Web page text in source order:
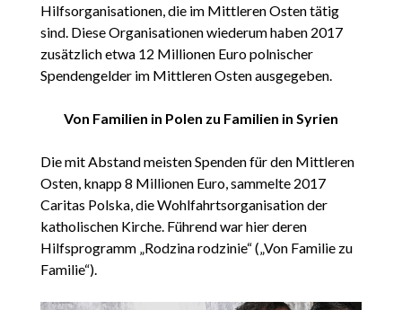
Hilfsorganisationen, die im Mittleren Osten tätig
sind. Diese Organisationen wiederum haben 2017
zusätzlich etwa 12 Millionen Euro polnischer
Spendengelder im Mittleren Osten ausgegeben.
Von Familien in Polen zu Familien in Syrien
Die mit Abstand meisten Spenden für den Mittleren
Osten, knapp 8 Millionen Euro, sammelte 2017
Caritas Polska, die Wohlfahrtsorganisation der
katholischen Kirche. Führend war hier deren
Hilfsprogramm „Rodzina rodzinie“ („Von Familie zu
Familie“).